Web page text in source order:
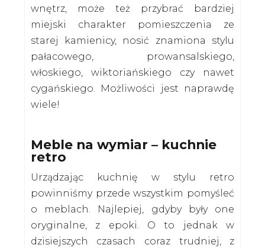
wnętrz, może też przybrać bardziej
miejski charakter pomieszczenia ze
starej kamienicy, nosić znamiona stylu
pałacowego, prowansalskiego,
włoskiego, wiktoriańskiego czy nawet
cygańskiego. Możliwości jest naprawdę
wiele!
Meble na wymiar – kuchnie
retro
Urządzając kuchnię w stylu retro
powinniśmy przede wszystkim pomyśleć
o meblach. Najlepiej, gdyby były one
oryginalne, z epoki. O to jednak w
dzisiejszych czasach coraz trudniej, z